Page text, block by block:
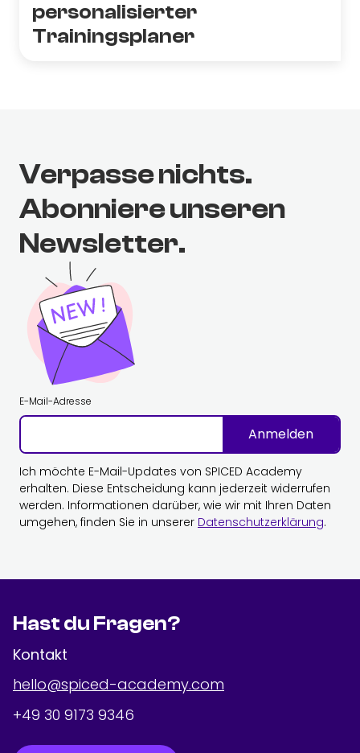
personalisierter
Trainingsplaner
Verpasse nichts.
Abonniere unseren
Newsletter.
E-Mail-Adresse
Anmelden
Ich möchte E-Mail-Updates von SPICED Academy
erhalten. Diese Entscheidung kann jederzeit widerrufen
werden. Informationen darüber, wie wir mit Ihren Daten
umgehen, finden Sie in unserer Datenschutzerklärung.
Hast du Fragen?
Kontakt
hello@spiced-academy.com
+49 30 9173 9346